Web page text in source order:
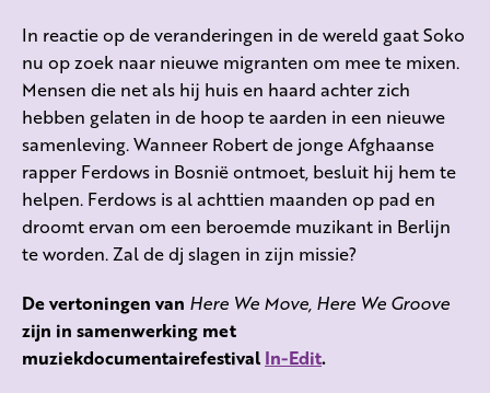
In reactie op de veranderingen in de wereld gaat Soko
nu op zoek naar nieuwe migranten om mee te mixen.
Mensen die net als hij huis en haard achter zich
hebben gelaten in de hoop te aarden in een nieuwe
samenleving. Wanneer Robert de jonge Afghaanse
rapper Ferdows in Bosnië ontmoet, besluit hij hem te
helpen. Ferdows is al achttien maanden op pad en
droomt ervan om een beroemde muzikant in Berlijn
te worden. Zal de dj slagen in zijn missie?
De vertoningen van Here We Move, Here We Groove
zijn in samenwerking met
muziekdocumentairefestival In-Edit.